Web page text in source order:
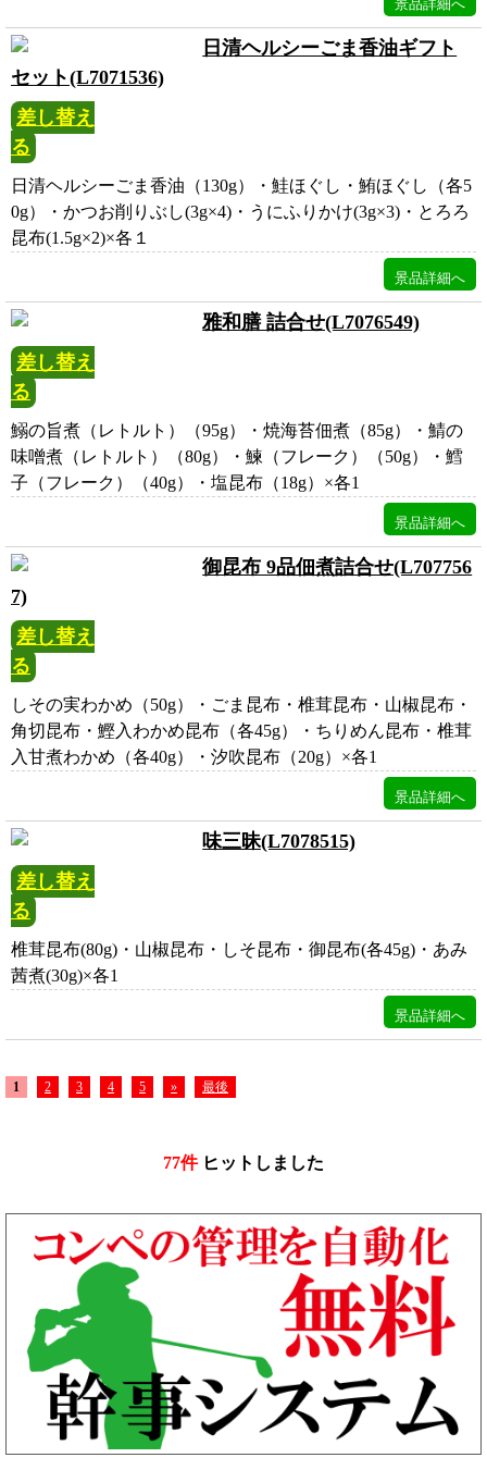
日清ヘルシーごま香油ギフト
セット(L7071536)
差し替え
る
日清ヘルシーごま香油（130g）・鮭ほぐし・鮪ほぐし（各5
0g）・かつお削りぶし(3g×4)・うにふりかけ(3g×3)・とろろ
昆布(1.5g×2)×各１
雅和膳 詰合せ(L7076549)
差し替え
る
鰯の旨煮（レトルト）（95g）・焼海苔佃煮（85g）・鯖の
味噌煮（レトルト）（80g）・鰊（フレーク）（50g）・鱈
子（フレーク）（40g）・塩昆布（18g）×各1
御昆布 9品佃煮詰合せ(L707756
7)
差し替え
る
しその実わかめ（50g）・ごま昆布・椎茸昆布・山椒昆布・
角切昆布・鰹入わかめ昆布（各45g）・ちりめん昆布・椎茸
入甘煮わかめ（各40g）・汐吹昆布（20g）×各1
味三昧(L7078515)
差し替え
る
椎茸昆布(80g)・山椒昆布・しそ昆布・御昆布(各45g)・あみ
茜煮(30g)×各1
1 2 3 4 5 » 最後
77件ヒットしました